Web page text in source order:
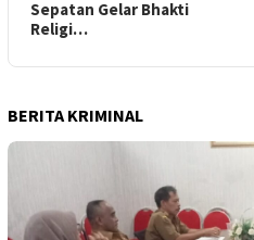
Sepatan Gelar Bhakti
Religi…
BERITA KRIMINAL